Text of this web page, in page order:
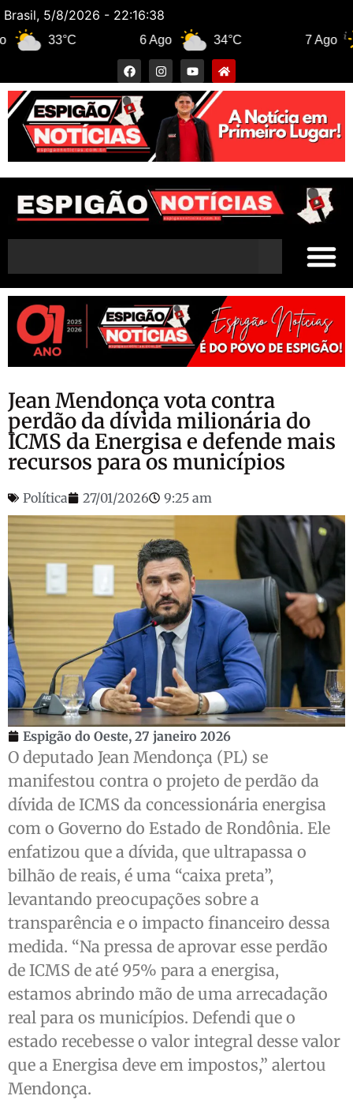
Brasil, 5/8/2026 - 22:16:39
33°C 34°C
Jean Mendonça vota contra
perdão da dívida milionária do
ICMS da Energisa e defende mais
recursos para os municípios
Política 27/01/2026 9:25 am
Espigão do Oeste, 27 janeiro 2026
O deputado Jean Mendonça (PL) se
manifestou contra o projeto de perdão da
dívida de ICMS da concessionária energisa
com o Governo do Estado de Rondônia. Ele
enfatizou que a dívida, que ultrapassa o
bilhão de reais, é uma “caixa preta”,
levantando preocupações sobre a
transparência e o impacto financeiro dessa
medida. “Na pressa de aprovar esse perdão
de ICMS de até 95% para a energisa,
estamos abrindo mão de uma arrecadação
real para os municípios. Defendi que o
estado recebesse o valor integral desse valor
que a Energisa deve em impostos,” alertou
Mendonça.